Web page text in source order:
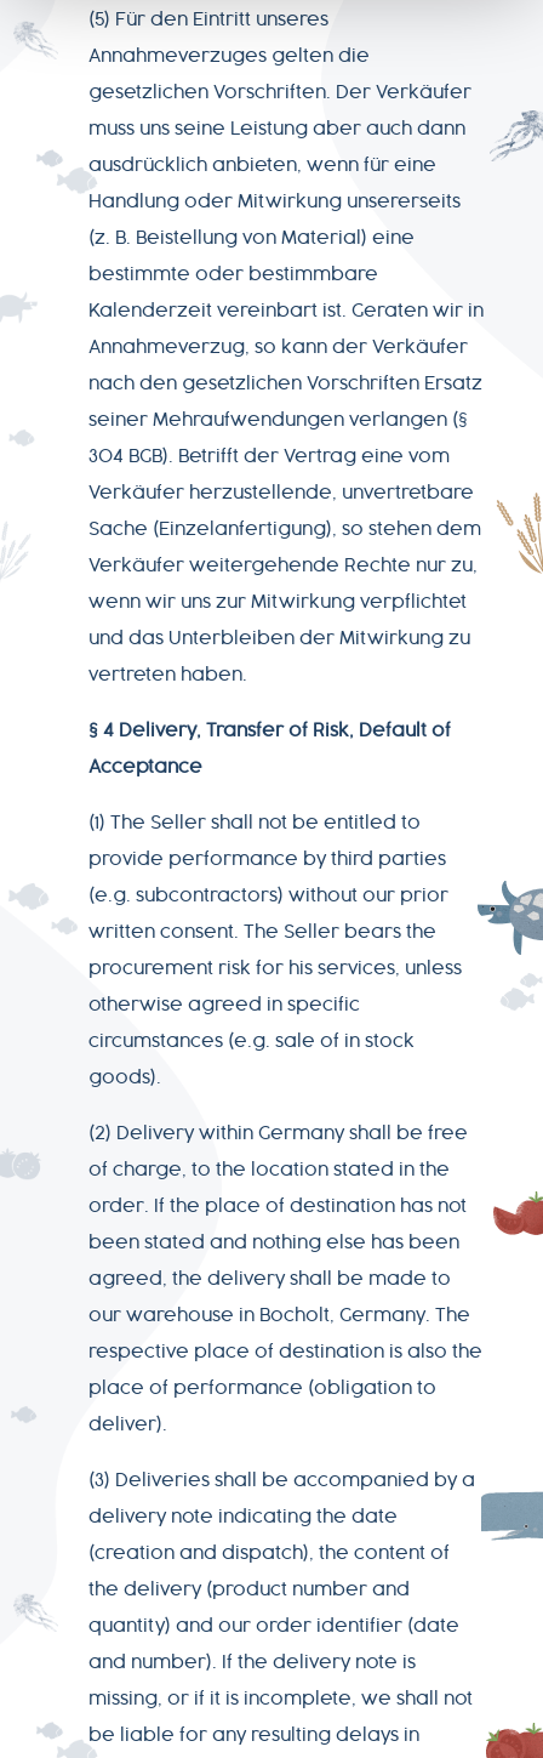
(5) Für den Eintritt unseres
Annahmeverzuges gelten die
gesetzlichen Vorschriften. Der Verkäufer
muss uns seine Leistung aber auch dann
ausdrücklich anbieten, wenn für eine
Handlung oder Mitwirkung unsererseits
(z. B. Beistellung von Material) eine
bestimmte oder bestimmbare
Kalenderzeit vereinbart ist. Geraten wir in
Annahmeverzug, so kann der Verkäufer
nach den gesetzlichen Vorschriften Ersatz
seiner Mehraufwendungen verlangen (§
304 BGB). Betrifft der Vertrag eine vom
Verkäufer herzustellende, unvertretbare
Sache (Einzelanfertigung), so stehen dem
Verkäufer weitergehende Rechte nur zu,
wenn wir uns zur Mitwirkung verpflichtet
und das Unterbleiben der Mitwirkung zu
vertreten haben.
§ 4 Delivery, Transfer of Risk, Default of
Acceptance
(1) The Seller shall not be entitled to
provide performance by third parties
(e.g. subcontractors) without our prior
written consent. The Seller bears the
procurement risk for his services, unless
otherwise agreed in specific
circumstances (e.g. sale of in stock
goods).
(2) Delivery within Germany shall be free
of charge, to the location stated in the
order. If the place of destination has not
been stated and nothing else has been
agreed, the delivery shall be made to
our warehouse in Bocholt, Germany. The
respective place of destination is also the
place of performance (obligation to
deliver).
(3) Deliveries shall be accompanied by a
delivery note indicating the date
(creation and dispatch), the content of
the delivery (product number and
quantity) and our order identifier (date
and number). If the delivery note is
missing, or if it is incomplete, we shall not
be liable for any resulting delays in